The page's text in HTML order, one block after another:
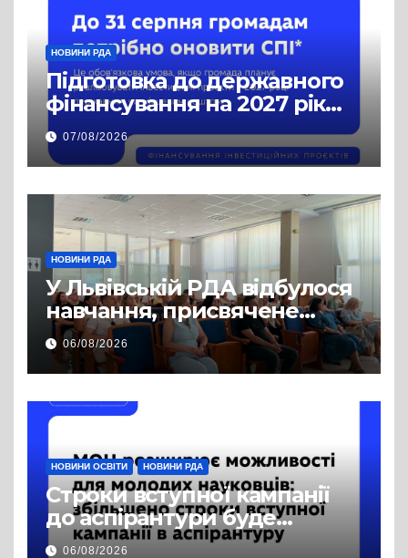
НОВИНИ РДА
Підготовка до державного
фінансування на 2027 рік
уже триває
07/08/2026
НОВИНИ РДА
У Львівській РДА відбулося
навчання, присвячене
аспектам забезпечення
права на доступ до
публічної інформації
06/08/2026
НОВИНИ ОСВІТИ НОВИНИ РДА
Строки вступної кампанії
до аспірантури буде
продовжено
06/08/2026